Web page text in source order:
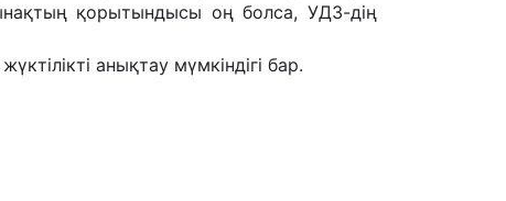
қорытындысы оң болса, УДЗ-дің
анықтау мүмкіндігі бар.